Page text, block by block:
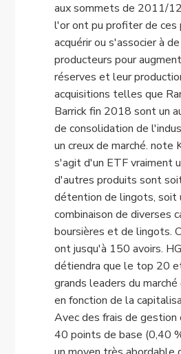
aux sommets de 2011/
l'or ont pu profiter de ces
acquérir ou s'associer à
producteurs pour
réserves et leur
acquisitions telles que
Barrick fin 2018 sont un
de consolidation de
un creux de marché. note
s'agit d'un ETF vraiment
d'autres produits sont
détention de lingots, soit
combinaison de diverses
boursières et de lingots.
ont jusqu'à 150 avoirs.
détiendra que le top 20
grands leaders du
en fonction de la
Avec des frais de
40 points de base (0,40